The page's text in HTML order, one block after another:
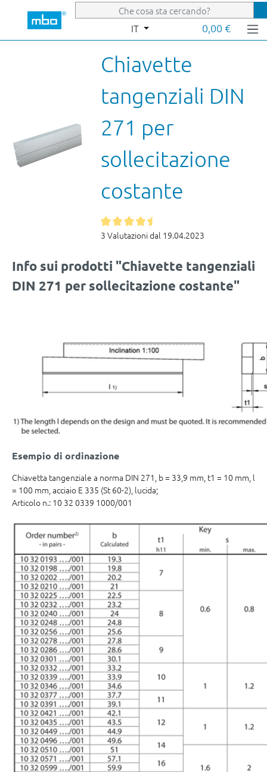
Passa al contenuto principale
IT 0,00 €
Chiavette
tangenziali DIN
271 per
sollecitazione
costante
3 Valutazioni dal 19.04.2023
Info sui prodotti "Chiavette tangenziali
DIN 271 per sollecitazione costante"
Esempio di ordinazione
Chiavetta tangenziale a norma DIN 271, b = 33,9 mm, t1 = 10 mm, l
= 100 mm, acciaio E 335 (St 60-2), lucida;
Articolo n.: 10 32 0339 1000/001